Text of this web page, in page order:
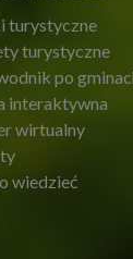
turystyczne
turystyczne
po
interaktywna
wirtualny
wiedzieć